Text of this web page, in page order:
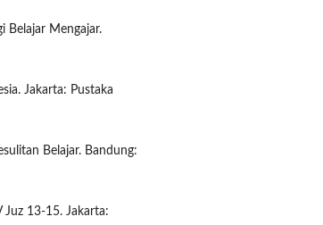
Belajar Mengajar.
Jakarta: Pustaka
Belajar. Bandung:
Juz 13-15. Jakarta: